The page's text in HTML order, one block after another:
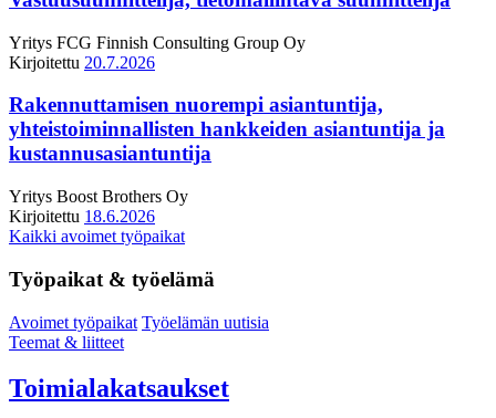
Yritys FCG Finnish Consulting Group Oy
Kirjoitettu 20.7.2026
Rakennuttamisen nuorempi asiantuntija,
yhteistoiminnallisten hankkeiden asiantuntija ja
kustannusasiantuntija
Yritys Boost Brothers Oy
Kirjoitettu 18.6.2026
Kaikki avoimet työpaikat
Työpaikat & työelämä
Avoimet työpaikat Työelämän uutisia
Teemat & liitteet
Toimialakatsaukset